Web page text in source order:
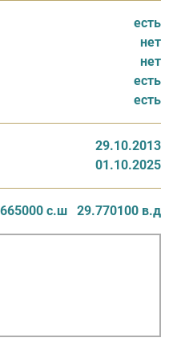
раздолье»
загородного
комфортабельный
чистая зона.
парковые ансамбли
и Ломоносова, где
инфраструктуры этих
есть
нет
нет
есть
есть
29.10.2013
01.10.2025
с.ш 29.770100 в.д